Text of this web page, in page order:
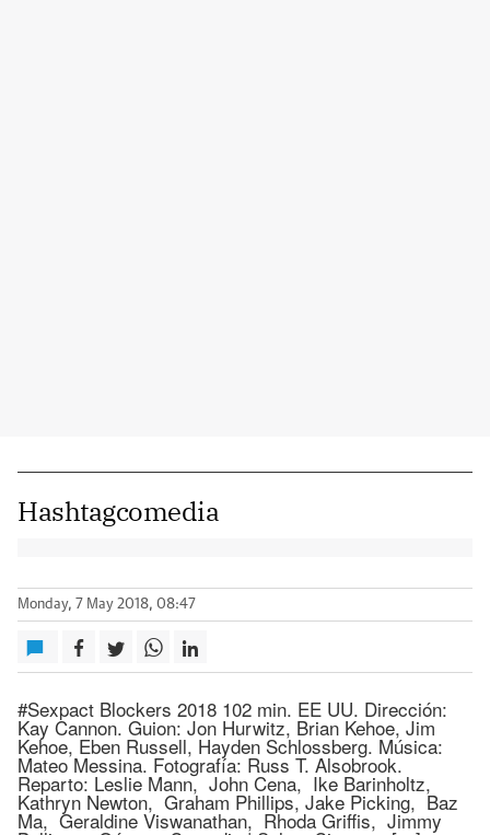
Hashtagcomedia
Monday, 7 May 2018, 08:47
#Sexpact Blockers 2018 102 min. EE UU. Dirección:
Kay Cannon. Guion: Jon Hurwitz, Brian Kehoe, Jim
Kehoe, Eben Russell, Hayden Schlossberg. Música:
Mateo Messina. Fotografía: Russ T. Alsobrook.
Reparto: Leslie Mann, John Cena, Ike Barinholtz,
Kathryn Newton, Graham Phillips, Jake Picking, Baz
Ma, Geraldine Viswanathan, Rhoda Griffis, Jimmy